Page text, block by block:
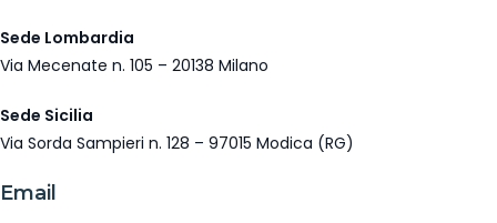
Sede Lombardia
Via Mecenate n. 105 – 20138 Milano
Sede Sicilia
Via Sorda Sampieri n. 128 – 97015 Modica (RG)
Email